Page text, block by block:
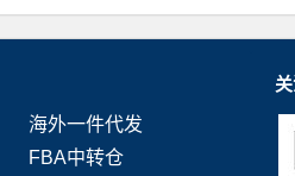
海外一件代发
FBA中转仓